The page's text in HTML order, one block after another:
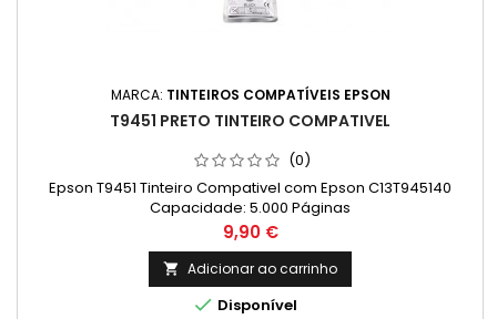
MARCA: TINTEIROS COMPATÍVEIS EPSON
T9451 PRETO TINTEIRO COMPATIVEL
(0)
Epson T9451 Tinteiro Compativel com Epson C13T945140
Capacidade: 5.000 Páginas
Preço
9,90 €
 Adicionar ao carrinho
 Disponível